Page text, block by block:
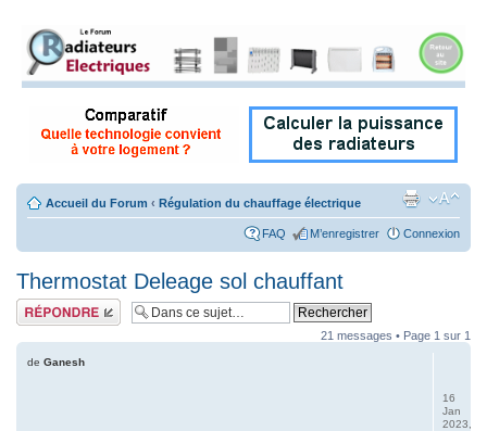
Accueil du Forum ‹ Régulation du chauffage électrique
FAQ M’enregistrer Connexion
Thermostat Deleage sol chauffant
Répondre
21 messages • Page 1 sur 1
de Ganesh
16
Jan
2023,